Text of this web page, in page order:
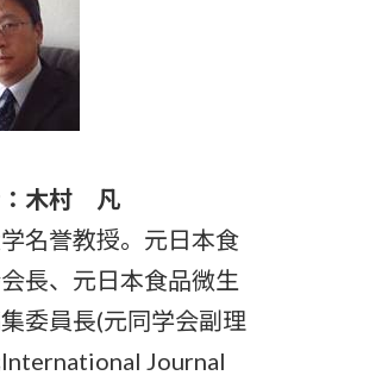
：木村 凡
名誉教授。元日本食
長、元日本食品微生
委員長(元同学会副理
Journal